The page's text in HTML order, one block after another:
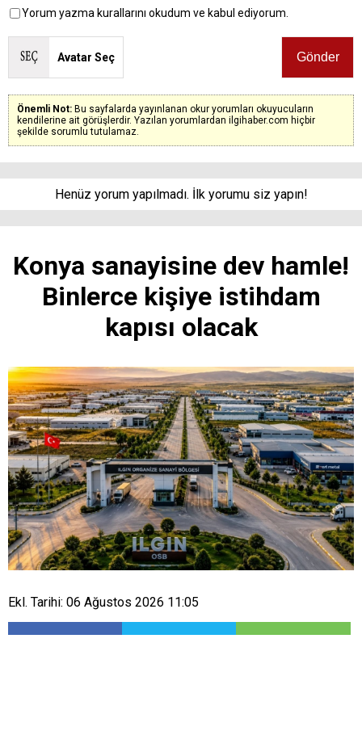
Yorum yazma kurallarını okudum ve kabul ediyorum.
Avatar Seç
Önemli Not: Bu sayfalarda yayınlanan okur yorumları okuyucuların
kendilerine ait görüşlerdir. Yazılan yorumlardan ilgihaber.com hiçbir
şekilde sorumlu tutulamaz.
Henüz yorum yapılmadı. İlk yorumu siz yapın!
Konya sanayisine dev hamle!
Binlerce kişiye istihdam
kapısı olacak
Ekl. Tarihi: 06 Ağustos 2026 11:05